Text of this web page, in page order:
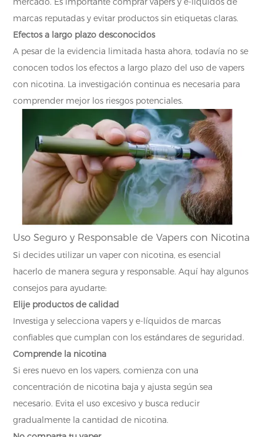
marcas reputadas y evitar productos sin etiquetas claras.
Efectos a largo plazo desconocidos
A pesar de la evidencia limitada hasta ahora, todavía no se
conocen todos los efectos a largo plazo del uso de vapers
con nicotina. La investigación continua es necesaria para
comprender mejor los riesgos potenciales.
Uso Seguro y Responsable de Vapers con Nicotina
Si decides utilizar un vaper con nicotina, es esencial
hacerlo de manera segura y responsable. Aquí hay algunos
consejos para ayudarte:
Elije productos de calidad
Investiga y selecciona vapers y e-líquidos de marcas
confiables que cumplan con los estándares de seguridad.
Comprende la nicotina
Si eres nuevo en los vapers, comienza con una
concentración de nicotina baja y ajusta según sea
necesario. Evita el uso excesivo y busca reducir
gradualmente la cantidad de nicotina.